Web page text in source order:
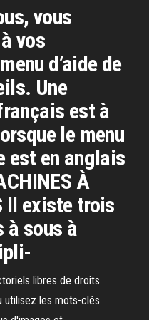
vous
vos
d’aide de
Une
est à
le menu
est en anglais
À
Il existe trois
à sous à
libres de droits
utilisez les mots-clés